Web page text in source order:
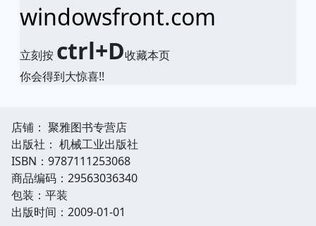
windowsfront.com
立刻按 ctrl+D收藏本页
你会得到大惊喜!!
店铺： 聚雅图书专营店
出版社： 机械工业出版社
ISBN：9787111253068
商品编码：29563036340
包装：平装
出版时间：2009-01-01